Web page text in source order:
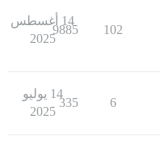
102
9885
14 أغسطس
2025
6
335
14 يوليو
2025